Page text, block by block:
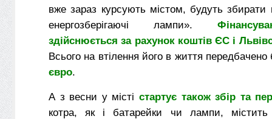
вже зараз курсують містом, будуть збирати
енергозберігаючі лампи».
здійснюється за рахунок коштів ЄС і
Всього на втілення його в життя
євро.
А з весни у місті стартує також збір та
котра, як і батарейки чи лампи, містить